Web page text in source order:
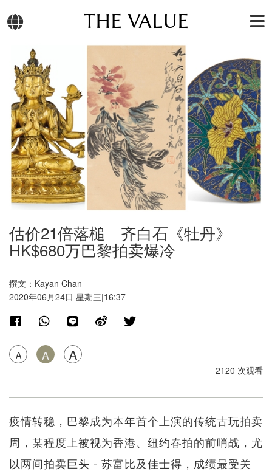
THE VALUE
估价21倍落槌 齐白石《牡丹》
HK$680万巴黎拍卖爆冷
撰文：Kayan Chan
2020年06月24日 星期三|16:37
A A A
2120 次观看
疫情转稳，巴黎成为本年首个上演的传统古玩拍卖
周，某程度上被视为香港、纽约春拍的前哨战，尤
以两间拍卖巨头 - 苏富比及佳士得，成绩最受关